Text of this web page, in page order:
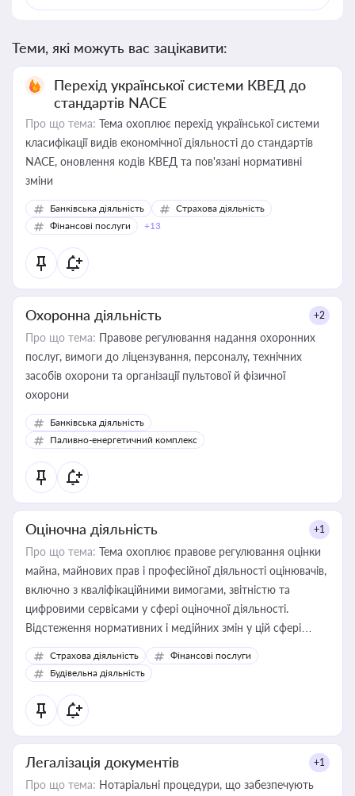
Теми, які можуть вас зацікавити:
Перехід української системи КВЕД до
стандартів NACE
Про що тема: Тема охоплює перехід української системи
класифікації видів економічної діяльності до стандартів
NACE, оновлення кодів КВЕД та пов'язані нормативні
зміни
Банківська діяльність
Страхова діяльність
Фінансові послуги
+13
Охоронна діяльність +2
Про що тема: Правове регулювання надання охоронних
послуг, вимоги до ліцензування, персоналу, технічних
засобів охорони та організації пультової й фізичної
охорони
Банківська діяльність
Паливно-енергетичний комплекс
Оціночна діяльність +1
Про що тема: Тема охоплює правове регулювання оцінки
майна, майнових прав і професійної діяльності оцінювачів,
включно з кваліфікаційними вимогами, звітністю та
цифровими сервісами у сфері оціночної діяльності.
Відстеження нормативних і медійних змін у цій сфері
корисне для власника бізнесу, керівника, юриста або
бухгалтера під час оподаткування, приватизації, оренди
державного майна, корпоративних угод і перевірки
статусу суб'єктів оціночної діяльності
Страхова діяльність
Фінансові послуги
Будівельна діяльність
Легалізація документів +1
Про що тема: Нотаріальні процедури, що забезпечують